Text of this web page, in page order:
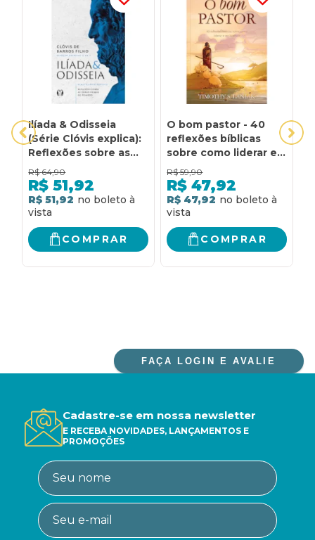
Ilíada & Odisseia
(Série Clóvis explica):
Reflexões sobre as
obras-primas de
Homero
R$ 64,90
R$ 51,92
R$ 51,92
COMPRAR
O bom pastor - 40
reflexões bíblicas
sobre como liderar e
ser liderado: 40
reflexões bíblicas
sobre como liderar e
ser liderado.
R$ 59,90
R$ 47,92
R$ 47,92
COMPRAR
FAÇA LOGIN E AVALIE
Cadastre-se em nossa newsletter
E RECEBA NOVIDADES, LANÇAMENTOS E
PROMOÇÕES